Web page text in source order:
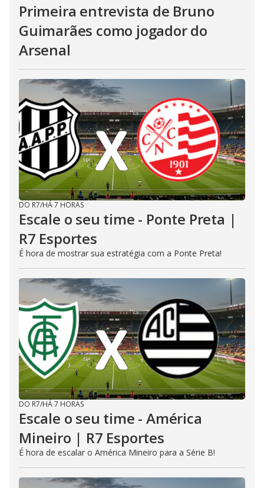
Primeira entrevista de Bruno
Guimarães como jogador do
Arsenal
DO R7/HÁ 7 HORAS
Escale o seu time - Ponte Preta |
R7 Esportes
É hora de mostrar sua estratégia com a Ponte Preta!
DO R7/HÁ 7 HORAS
Escale o seu time - América
Mineiro | R7 Esportes
É hora de escalar o América Mineiro para a Série B!